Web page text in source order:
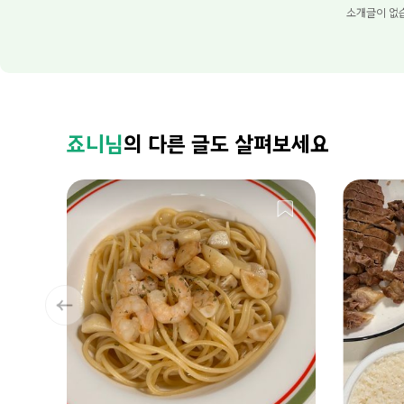
소개글이 없
죠니님의 다른 글도 살펴보세요